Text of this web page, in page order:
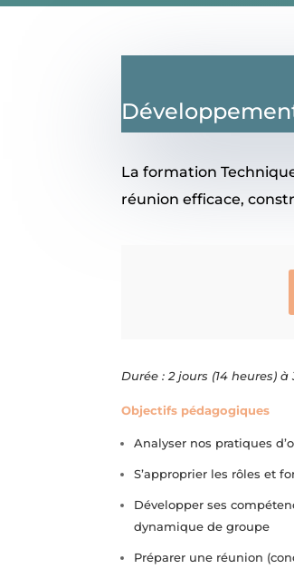
La formation
réunion efficace,
Durée : 2 jours (14 heures) à
Objectifs pédagogiques
Analyser nos pratiques
S’approprier les rôles et
Développer ses
dynamique de groupe
Préparer une réunion